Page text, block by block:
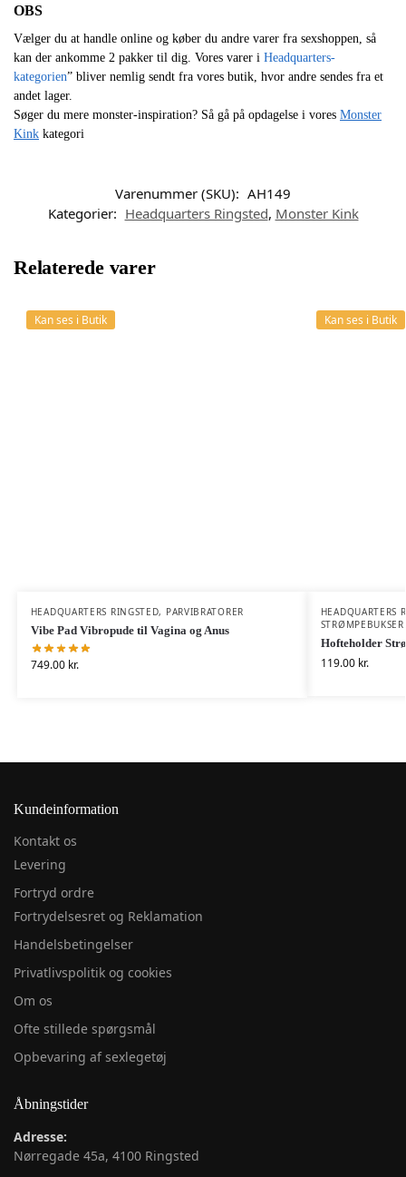
OBS
Vælger du at handle online og køber du andre varer fra sexshoppen, så
kan der ankomme 2 pakker til dig. Vores varer i Headquarters-
kategorien” bliver nemlig sendt fra vores butik, hvor andre sendes fra et
andet lager.
Søger du mere monster-inspiration? Så gå på opdagelse i vores Monster
Kink kategori
Varenummer (SKU): AH149
Kategorier: Headquarters Ringsted, Monster Kink
Relaterede varer
Kan ses i Butik
HEADQUARTERS RINGSTED, PARVIBRATORER
Vibe Pad Vibropude til Vagina og Anus
749.00 kr.
Kan ses i Butik
HEADQUARTERS
STRØMPEBUKSER
Hofteholder
119.00 kr.
Kundeinformation
Kontakt os
Levering
Fortryd ordre
Fortrydelsesret og Reklamation
Handelsbetingelser
Privatlivspolitik og cookies
Om os
Ofte stillede spørgsmål
Opbevaring af sexlegetøj
Åbningstider
Adresse:
Nørregade 45a, 4100 Ringsted